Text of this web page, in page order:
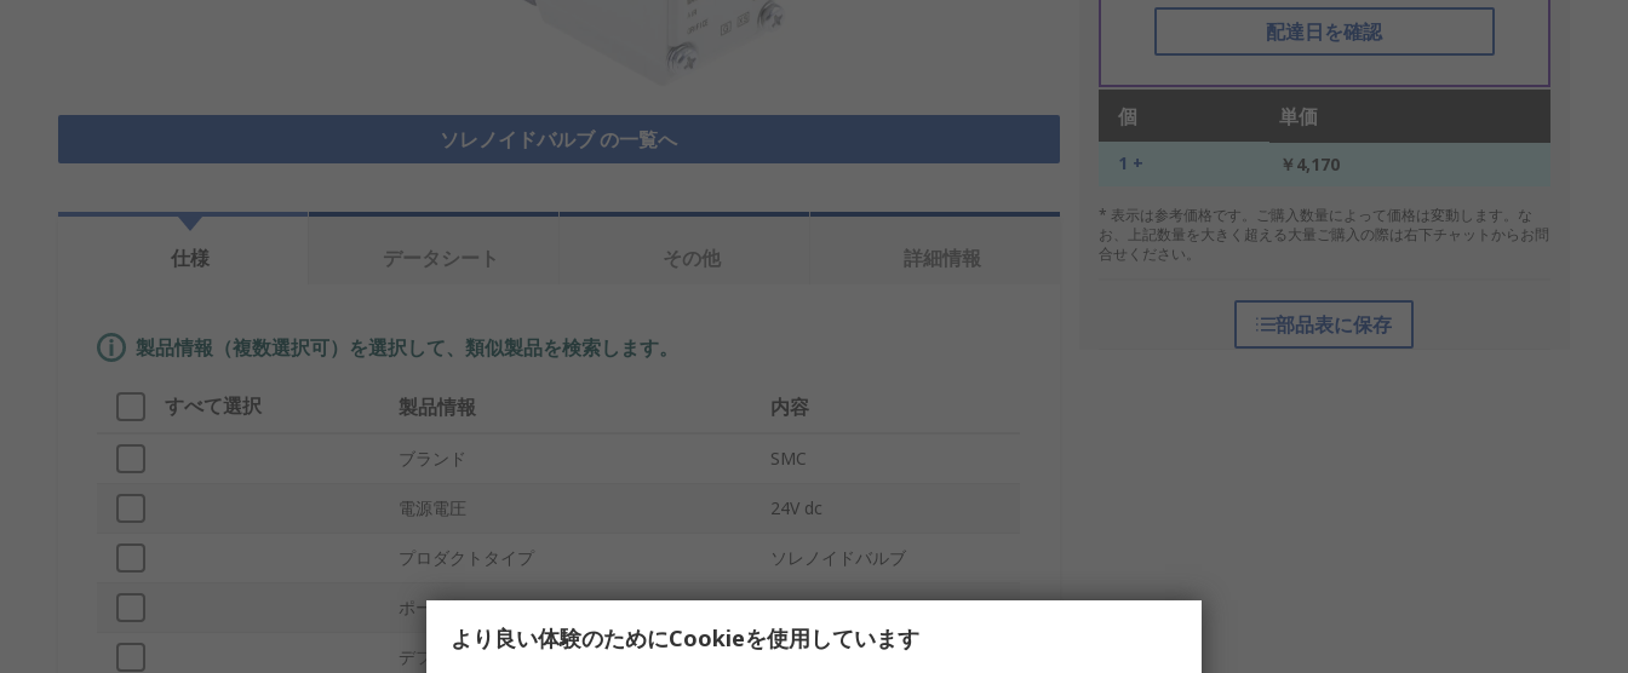
ソレノイドバルブ の一覧へ
配達日を確認
個 単価
1 + ￥4,170
* 表示は参考価格です。ご購入数量によって価格は変動します。な
お、上記数量を大きく超える大量ご購入の際は右下チャットからお問
合せください。
部品表に保存
仕様 データシート その他 詳細情報
製品情報（複数選択可）を選択して、類似製品を検索します。
すべて選択 製品情報 内容
ブランド SMC
電源電圧 24V dc
プロダクトタイプ ソレノイドバルブ
ポート数 2
デフォルト バルブ位置 NC
より良い体験のためにCookieを使用しています